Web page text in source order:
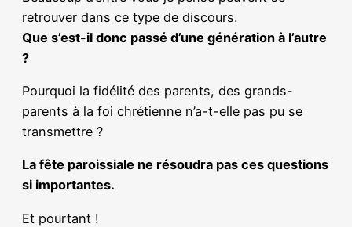
retrouver dans ce type de discours.
Que s’est-il donc passé d’une génération à l’autre
?
Pourquoi la fidélité des parents, des grands-
parents à la foi chrétienne n’a-t-elle pas pu se
transmettre ?
La fête paroissiale ne résoudra pas ces questions
si importantes.
Et pourtant !